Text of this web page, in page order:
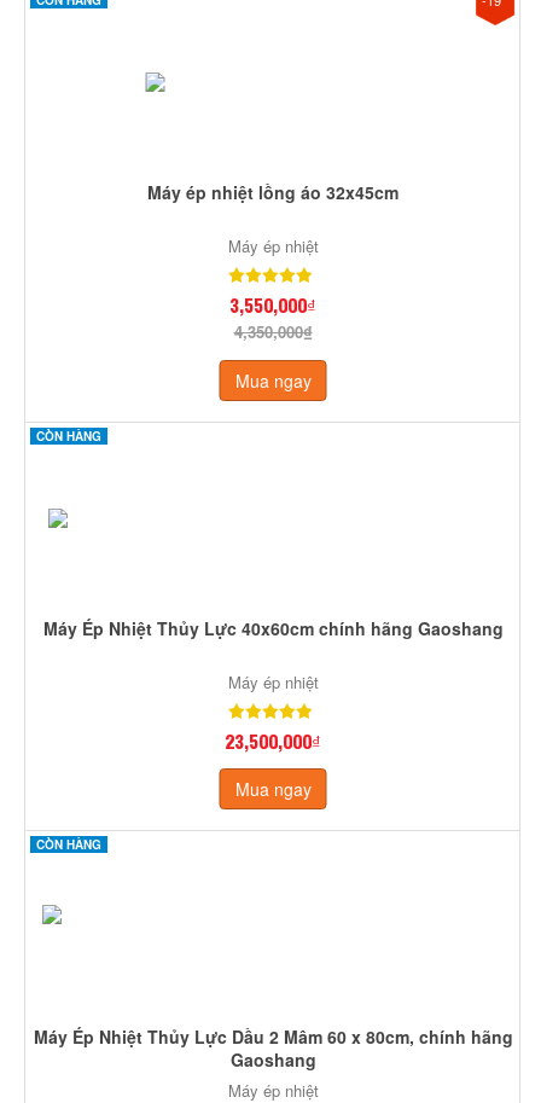
Máy ép nhiệt lồng áo 32x45cm
Máy ép nhiệt
3,550,000₫
4,350,000₫
Mua ngay
CÒN HÀNG
Máy Ép Nhiệt Thủy Lực 40x60cm chính hãng Gaoshang
Máy ép nhiệt
23,500,000₫
Mua ngay
CÒN HÀNG
Máy Ép Nhiệt Thủy Lực Dầu 2 Mâm 60 x 80cm, chính hãng
Gaoshang
Máy ép nhiệt